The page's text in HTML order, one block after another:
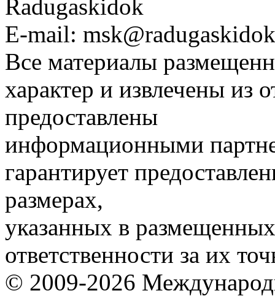
Radugaskidok
E-mail:
Все материалы
характер и извлечены из
предоставлены
информационными
гарантирует
размерах,
указанных в
ответственности за их
© 2009-2026